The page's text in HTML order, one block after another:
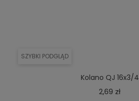
SZYBKI PODGLĄD
Kolano QJ 16x3/4
2,69 złCena